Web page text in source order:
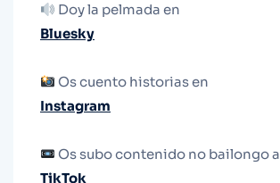
Doy la pelmada en
Bluesky
Os cuento historias en
Instagram
Os subo contenido no bailongo a
TikTok